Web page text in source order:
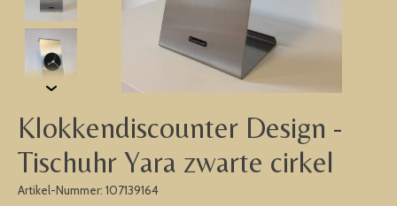
Klokkendiscounter Design -
Tischuhr Yara zwarte cirkel
Artikel-Nummer: 107139164